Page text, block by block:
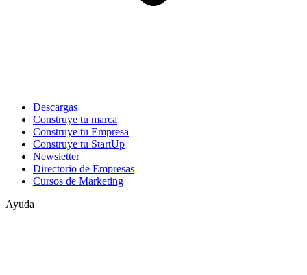
Descargas
Construye tu marca
Construye tu Empresa
Construye tu StartUp
Newsletter
Directorio de Empresas
Cursos de Marketing
Ayuda